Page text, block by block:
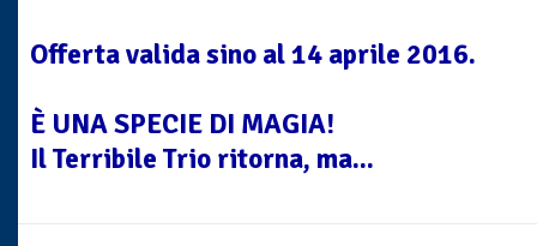
Offerta valida sino al 14 aprile 2016.
È UNA SPECIE DI MAGIA!
Il Terribile Trio ritorna, ma...